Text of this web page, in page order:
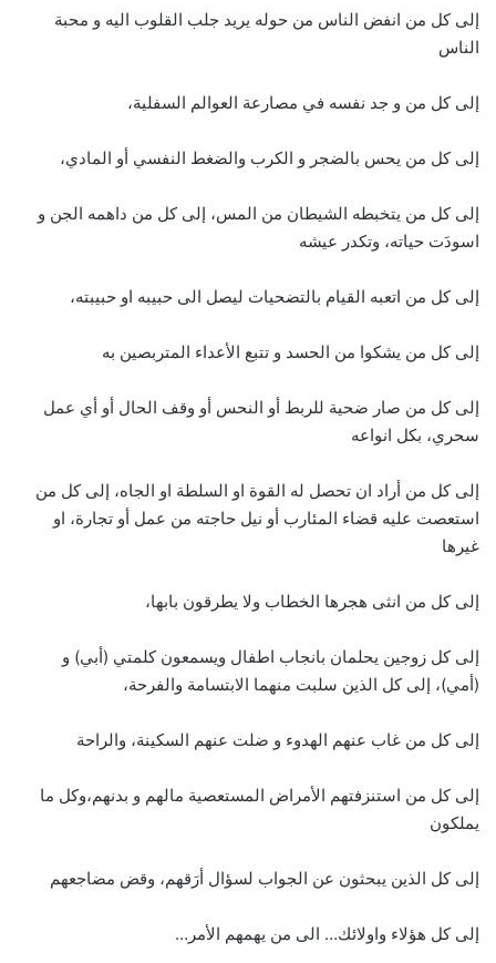
إلى كل من انفض الناس من حوله يريد جلب القلوب اليه و محبة
الناس
إلى كل من و جد نفسه في مصارعة العوالم السفلية،
إلى كل من يحس بالضجر و الكرب والضغط النفسي أو المادي،
إلى كل من يتخبطه الشيطان من المس، إلى كل من داهمه الجن و
اسودَت حياته، وتكدر عيشه
إلى كل من اتعبه القيام بالتضحيات ليصل الى حبيبه او حبيبته،
إلى كل من يشكوا من الحسد و تتبع الأعداء المتربصين به
إلى كل من صار ضحية للربط أو النحس أو وقف الحال أو أي عمل
سحري، بكل انواعه
إلى كل من أراد ان تحصل له القوة او السلطة او الجاه، إلى كل من
استعصت عليه قضاء المئارب أو نيل حاجته من عمل أو تجارة، او
غيرها
إلى كل من انثى هجرها الخطاب ولا يطرقون بابها،
إلى كل زوجين يحلمان بانجاب اطفال ويسمعون كلمتي (أبي) و
(أمي)، إلى كل الذين سلبت منهما الابتسامة والفرحة،
إلى كل من غاب عنهم الهدوء و ضلت عنهم السكينة، والراحة
إلى كل من استنزفتهم الأمراض المستعصية مالهم و بدنهم،وكل ما
يملكون
إلى كل الذين يبحثون عن الجواب لسؤال أرَقهم، وقض مضاجعهم
إلى كل هؤلاء واولائك… الى من يهمهم الأمر…